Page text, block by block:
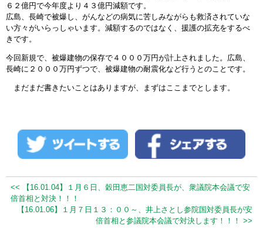
６２億円で今年度より４３億円減額です。
広島、長崎で被爆し、がんなどの病気に苦しみながらも救済されていな
い方々がいらっしゃいます。減額するのではなく、援護の拡充をするべ
きです。
今回新規で、被爆建物の保存で４０００万円が計上されました。広島、
長崎に２０００万円ずつで、被爆建物の耐震化など行うとのことです。
まだまだ書きたいことはありますが、まずはここまでとします。
<< 【16.01.04】１月６日、穀田恵二国対委員長が、衆議院本会議で安
倍首相と対決！！！
【16.01.06】１月７日１３：００～、井上さとし参院国対委員長が安
倍首相と参議院本会議で対決します！！！ >>